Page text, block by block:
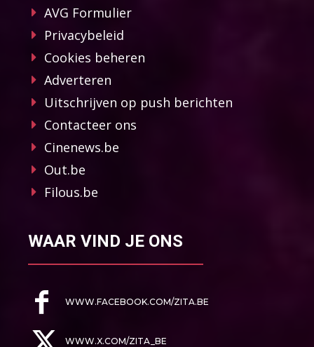
AVG Formulier
Privacybeleid
Cookies beheren
Adverteren
Uitschrijven op push berichten
Contacteer ons
Cinenews.be
Out.be
Filous.be
WAAR VIND JE ONS
WWW.FACEBOOK.COM/ZITA.BE
WWW.X.COM/ZITA_BE